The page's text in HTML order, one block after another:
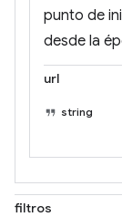
punto de
desde la
url
string
filtros